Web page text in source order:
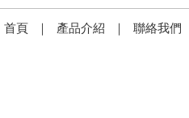
首頁 ｜ 產品介紹 ｜ 聯絡我們